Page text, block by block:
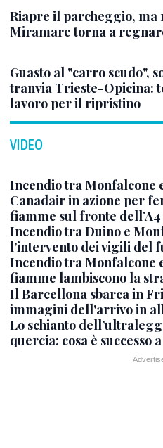
Riapre il parcheggio, ma
Miramare torna a
Guasto al "carro scudo",
tranvia Trieste-Opicina:
lavoro per il ripristino
VIDEO
Incendio tra Monfalcone
Canadair in azione per
fiamme sul fronte dell’A4
Incendio tra Duino e
l’intervento dei vigili del
Incendio tra Monfalcone
fiamme lambiscono la
Il Barcellona sbarca in
immagini dell'arrivo in
Lo schianto
quercia: cosa è successo